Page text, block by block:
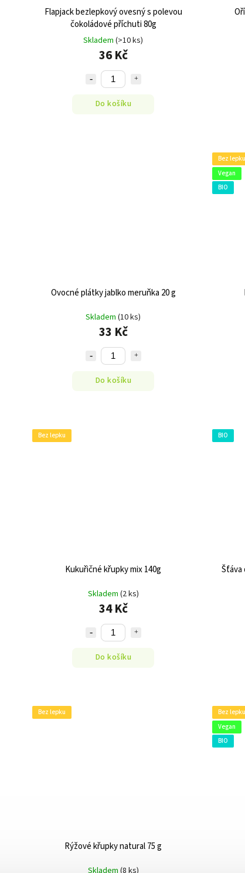
Flapjack bezlepkový ovesný s polevou
čokoládové příchuti 80g
Skladem(>10 ks)
36 Kč
Do košíku
Ovocné plátky jablko meruňka 20 g
Skladem(10 ks)
33 Kč
Do košíku
Bez lepku
Vegan
BIO
Bez lepku
Kukuřičné křupky mix 140g
Skladem (2 ks)
34 Kč
Do košíku
BIO
Šťáva
Bez lepku
Rýžové křupky natural 75 g
Skladem (8 ks)
Bez lepku
Vegan
BIO